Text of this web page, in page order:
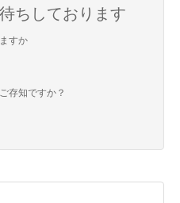
ちしております
すか
存知ですか？